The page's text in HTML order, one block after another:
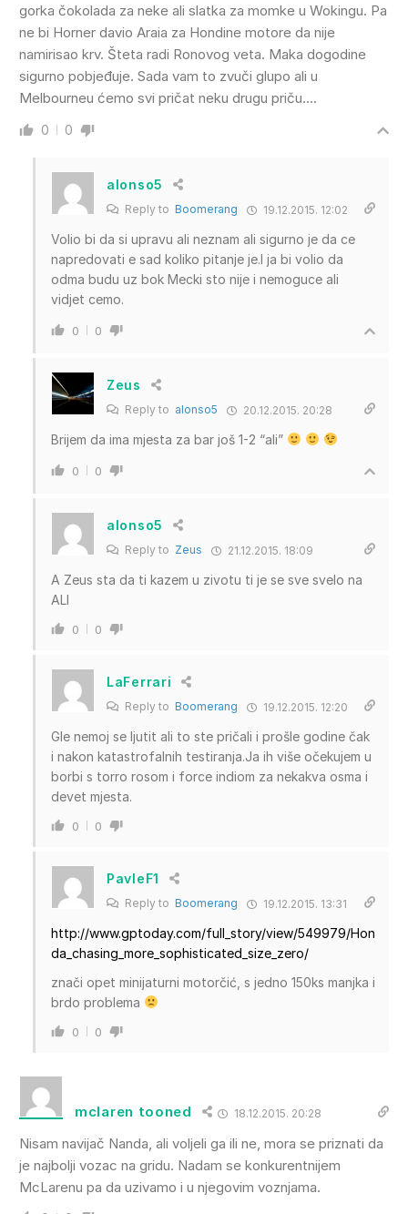
gorka čokolada za neke ali slatka za momke u Wokingu. Pa
ne bi Horner davio Araia za Hondine motore da nije
namirisao krv. Šteta radi Ronovog veta. Maka dogodine
sigurno pobjeđuje. Sada vam to zvuči glupo ali u
Melbourneu ćemo svi pričat neku drugu priču….
0 0
alonso5
Reply to Boomerang 19.12.2015. 12:02
Volio bi da si upravu ali neznam ali sigurno je da ce
napredovati e sad koliko pitanje je.I ja bi volio da
odma budu uz bok Mecki sto nije i nemoguce ali
vidjet cemo.
0 0
Zeus
Reply to alonso5 20.12.2015. 20:28
Brijem da ima mjesta za bar još 1-2 “ali”
0 0
alonso5
Reply to Zeus 21.12.2015. 18:09
A Zeus sta da ti kazem u zivotu ti je se sve svelo na
ALI
0 0
LaFerrari
Reply to Boomerang 19.12.2015. 12:20
Gle nemoj se ljutit ali to ste pričali i prošle godine čak
i nakon katastrofalnih testiranja.Ja ih više očekujem u
borbi s torro rosom i force indiom za nekakva osma i
devet mjesta.
0 0
PavleF1
Reply to Boomerang 19.12.2015. 13:31
http://www.gptoday.com/full_story/view/549979/Hon
da_chasing_more_sophisticated_size_zero/
znači opet minijaturni motorčić, s jedno 150ks manjka i
brdo problema
0 0
mclaren tooned 18.12.2015. 20:28
Nisam navijač Nanda, ali voljeli ga ili ne, mora se priznati da
je najbolji vozac na gridu. Nadam se konkurentnijem
McLarenu pa da uzivamo i u njegovim voznjama.